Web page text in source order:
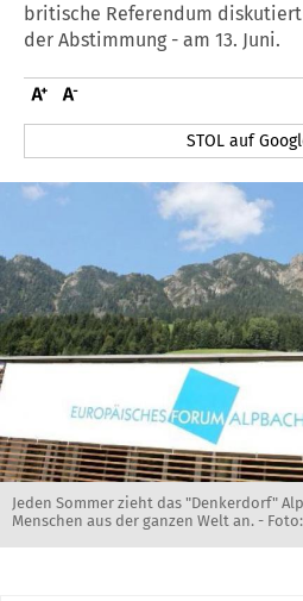
britische Referendum diskutiert
der Abstimmung - am 13. Juni.
STOL auf
Jeden Sommer zieht das "Denkerdorf"
Menschen aus der ganzen Welt an. -